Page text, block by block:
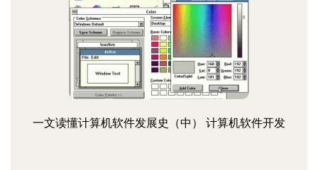
一文读懂计算机软件发展史（中） 计算机软件开发